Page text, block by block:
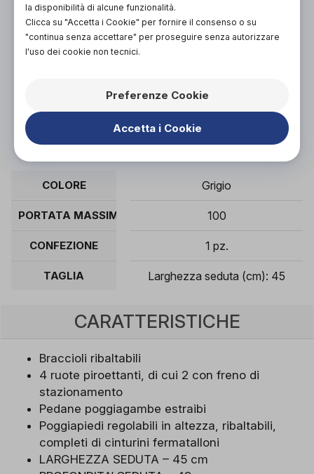
COLORE Grigio
PORTATA MASSIMA (KG) 100
CONFEZIONE 1 pz.
TAGLIA Larghezza seduta (cm): 45
CARATTERISTICHE
Braccioli ribaltabili
4 ruote piroettanti, di cui 2 con freno di
stazionamento
Pedane poggiagambe estraibi
Poggiapiedi regolabili in altezza, ribaltabili,
completi di cinturini fermatalloni
LARGHEZZA SEDUTA – 45 cm
la disponibilità di alcune funzionalità.
Clicca su "Accetta i Cookie" per fornire il consenso o su
"continua senza accettare" per proseguire senza autorizzare
l'uso dei cookie non tecnici.
Preferenze Cookie
Accetta i Cookie